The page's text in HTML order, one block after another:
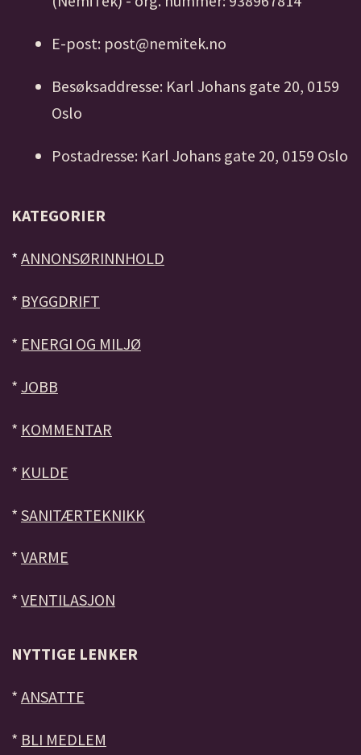
E-post: post@nemitek.no
Besøksaddresse: Karl Johans gate 20, 0159
Oslo
Postadresse: Karl Johans gate 20, 0159 Oslo
KATEGORIER
* ANNONSØRINNHOLD
* BYGGDRIFT
* ENERGI OG MILJØ
* JOBB
* KOMMENTAR
* KULDE
* SANITÆRTEKNIKK
* VARME
* VENTILASJON
NYTTIGE LENKER
* ANSATTE
* BLI MEDLEM